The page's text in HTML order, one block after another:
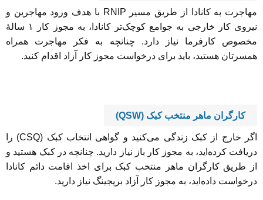
مهاجرت به کانادا از طریق مسیر RNIP با هدف ورود مهاجرین و
نیروی کار خارجی به جوامع کوچک‌تر کانادا، به مجوز کار ۱ سالۀ
مخصوص کارفرما نیاز دارد. چنانچه به فکر مهاجرت همراه
همسرتان هستید، باید برای درخواست مجوز کار آزاد اقدام کنید.
کارگران ماهر منتخب کبک (QSW)
اگر خارج از کبک زندگی می‌کنید و گواهی انتخاب کبک (CSQ) را
دریافت کرده‌اید، به مجوز کار باز نیاز دارید. چنانچه در کبک هستید و
از طریق کارگران ماهر منتخب کبک برای اخذ اقامت دائم کانادا
درخواست داده‌اید، به مجوز کار آزاد بریجینگ نیاز دارید.